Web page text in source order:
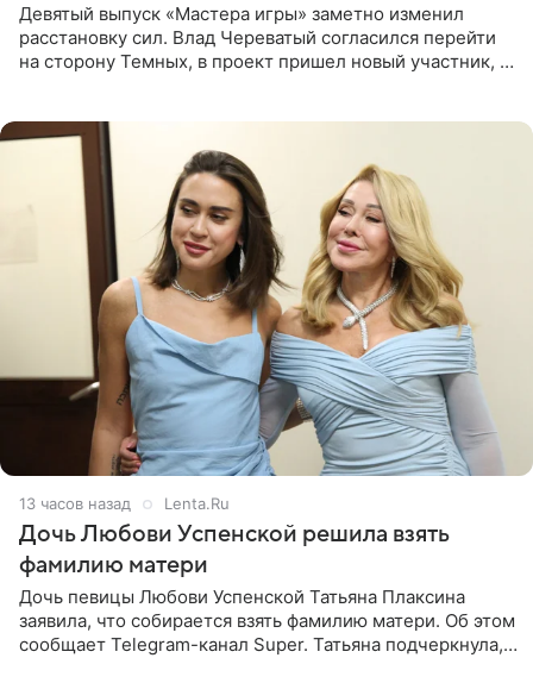
Девятый выпуск «Мастера игры» заметно изменил
расстановку сил. Влад Череватый согласился перейти
на сторону Темных, в проект пришел новый участник, а
13 часов назад Lenta.Ru
Дочь Любови Успенской решила взять
фамилию матери
Дочь певицы Любови Успенской Татьяна Плаксина
заявила, что собирается взять фамилию матери. Об этом
сообщает Telegram-канал Super. Татьяна подчеркнула,